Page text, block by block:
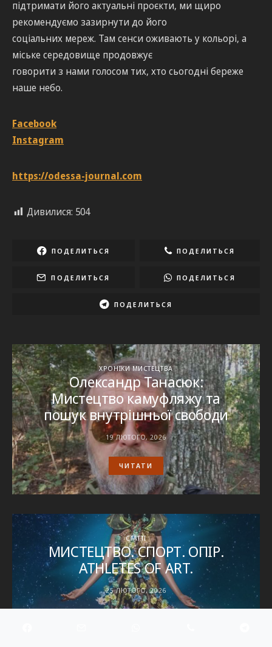
підтримати його актуальні проєкти, ми щиро
рекомендуємо зазирнути до його
соціальних мереж. Там сенси оживають у кольорі, а
міське середовище продовжує
говорити з нами голосом тих, хто сьогодні береже
наше небо.
Facebook
Instagram
https://odessa-journal.com
Дивилися: 504
ПОДЕЛИТЬСЯ ПОДЕЛИТЬСЯ
ПОДЕЛИТЬСЯ ПОДЕЛИТЬСЯ
ПОДЕЛИТЬСЯ
ХРОНІКИ МИСТЕЦТВА
Олександр Танасюк:
Мистецтво камуфляжу та
пошук внутрішньої свободи
19 ЛЮТОГО, 2026
ЧИТАТИ
СТАТТІ
МИСТЕЦТВО. СПОРТ. ОПІР.
ATHLETES OF ART.
25 ЛЮТОГО, 2026